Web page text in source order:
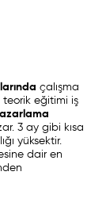
çalışma
teorik eğitimi iş
3 ay gibi kısa
yüksektir.
dair en